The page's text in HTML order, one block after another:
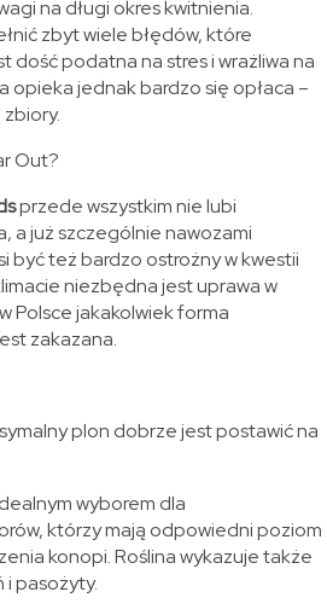
na długi okres kwitnienia.
zbyt wiele błędów, które
dość podatna na stres i wrażliwa na
opieka jednak bardzo się opłaca –
Out?
przede wszystkim nie lubi
a już szczególnie nawozami
być też bardzo ostrożny w kwestii
niezbędna jest uprawa w
Polsce jakakolwiek forma
zakazana.
plon dobrze jest postawić na
wyborem dla
którzy mają odpowiedni poziom
konopi. Roślina wykazuje także
i pasożyty.